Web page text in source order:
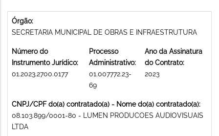
Órgão:
SECRETARIA MUNICIPAL DE OBRAS E INFRAESTRUTURA
Número do
Instrumento Jurídico:
01.2023.2700.0177
Processo
Administrativo:
01.007772.23-
69
Ano da Assinatura
do Contrato:
2023
CNPJ/CPF do(a) contratado(a) - Nome do(a) contratado(a):
08.103.899/0001-80 - LUMEN PRODUCOES AUDIOVISUAIS
LTDA